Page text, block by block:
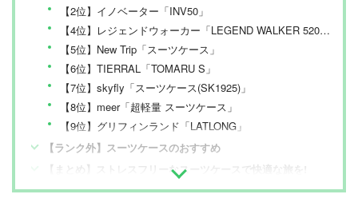
【2位】イノベーター「INV50」
【4位】レジェンドウォーカー「LEGEND WALKER 5208-49 MALIBU」
【5位】New Trip「スーツケース」
【6位】TIERRAL「TOMARU S」
【7位】skyfly「スーツケース(SK1925)」
【8位】meer「超軽量 スーツケース」
【9位】グリフィンランド「LATLONG」
【ランク外】スーツケースのおすすめ
【まとめ】ストレスフリーなスーツケースで快適な旅を!